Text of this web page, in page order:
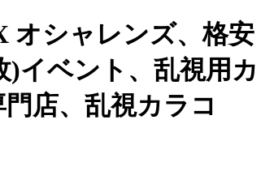
オシャレンズ、格安
イベント、乱視用カ
店、乱視カラコ